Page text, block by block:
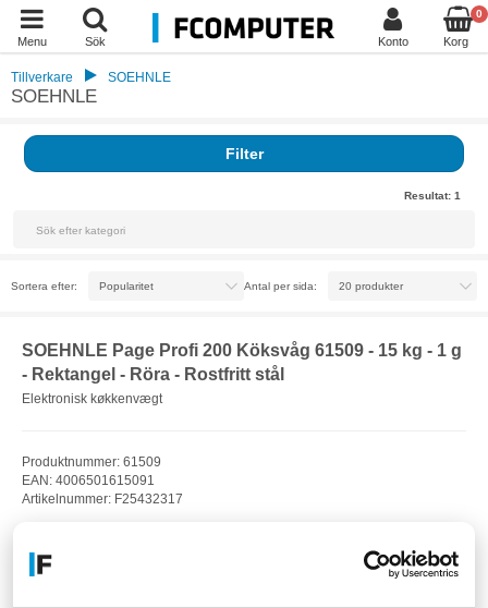
Menu Sök Konto
0
Korg
Tillverkare SOEHNLE
SOEHNLE
Filter
Resultat: 1
Sortera efter: Antal per sida:
SOEHNLE Page Profi 200 Köksvåg 61509 - 15 kg - 1 g
- Rektangel - Röra - Rostfritt stål
Elektronisk køkkenvægt
Produktnummer: 61509
EAN: 4006501615091
Artikelnummer: F25432317